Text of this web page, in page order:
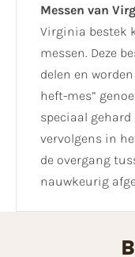
Messen van
Virginia bestek
messen. Deze
delen en
heft-mes”
speciaal
vervolgens in
de overgang
nauwkeurig